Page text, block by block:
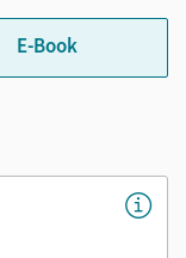
E-Book